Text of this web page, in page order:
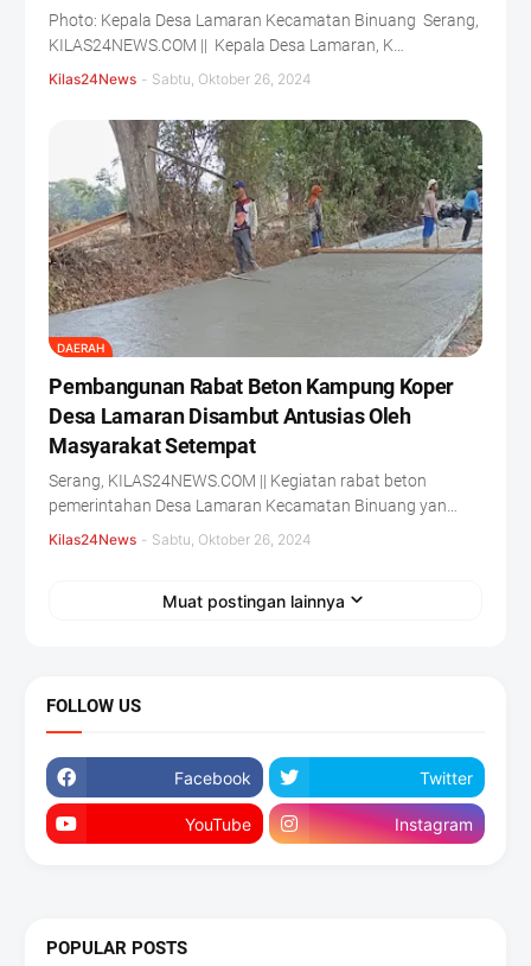
Photo: Kepala Desa Lamaran Kecamatan Binuang Serang,
KILAS24NEWS.COM || Kepala Desa Lamaran, K…
Kilas24News - Sabtu, Oktober 26, 2024
DAERAH
Pembangunan Rabat Beton Kampung Koper
Desa Lamaran Disambut Antusias Oleh
Masyarakat Setempat
Serang, KILAS24NEWS.COM || Kegiatan rabat beton
pemerintahan Desa Lamaran Kecamatan Binuang yan…
Kilas24News - Sabtu, Oktober 26, 2024
Muat postingan lainnya
FOLLOW US
Facebook Twitter
YouTube Instagram
POPULAR POSTS